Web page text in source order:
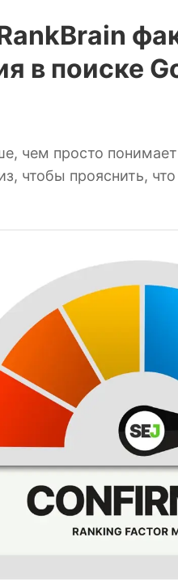
в поиске
чем просто
чтобы прояснить,